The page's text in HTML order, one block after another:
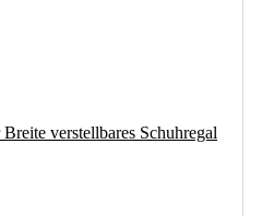
verstellbares Schuhregal